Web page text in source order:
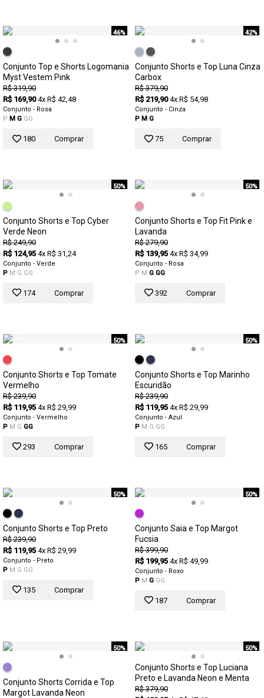
46%
Conjunto Top e Shorts Logomania
Myst Vestem Pink
R$ 319,90
R$ 169,90 4x R$ 42,48
Conjunto - Rosa
P M G GG
180 Comprar
42%
Conjunto Shorts e Top Luna Cinza
Carbox
R$ 379,90
R$ 219,90 4x R$ 54,98
Conjunto - Cinza
P M G
75 Comprar
50%
Conjunto Shorts e Top Cyber
Verde Neon
R$ 249,90
R$ 124,95 4x R$ 31,24
Conjunto - Verde
P M G GG
174 Comprar
50%
Conjunto Shorts e Top Fit Pink e
Lavanda
R$ 279,90
R$ 139,95 4x R$ 34,99
Conjunto - Rosa
P M G GG
392 Comprar
50%
Conjunto Shorts e Top Tomate
Vermelho
R$ 239,90
R$ 119,95 4x R$ 29,99
Conjunto - Vermelho
P M G GG
293 Comprar
50%
Conjunto Shorts e Top Marinho
Escuridão
R$ 239,90
R$ 119,95 4x R$ 29,99
Conjunto - Azul
P M G GG
165 Comprar
50%
Conjunto Shorts e Top Preto
R$ 239,90
R$ 119,95 4x R$ 29,99
Conjunto - Preto
P M G GG
135 Comprar
50%
Conjunto Saia e Top Margot
Fucsia
R$ 399,90
R$ 199,95 4x R$ 49,99
Conjunto - Roxo
P M G GG
187 Comprar
50%
Conjunto Shorts Corrida e Top
Margot Lavanda Neon
50%
Conjunto Shorts e Top Luciana
Preto e Lavanda Neon e Menta
R$ 379,90